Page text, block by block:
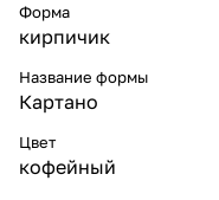
Форма
кирпичик
Название формы
Картано
Цвет
кофейный